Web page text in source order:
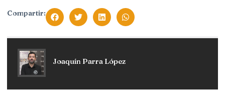
Compartir:
Joaquín Parra López